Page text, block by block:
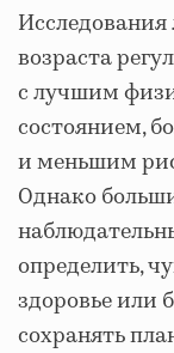
Исследования
возраста
с лучшим
состоянием,
и меньшим
Однако
определить,
здоровье или
сохранять